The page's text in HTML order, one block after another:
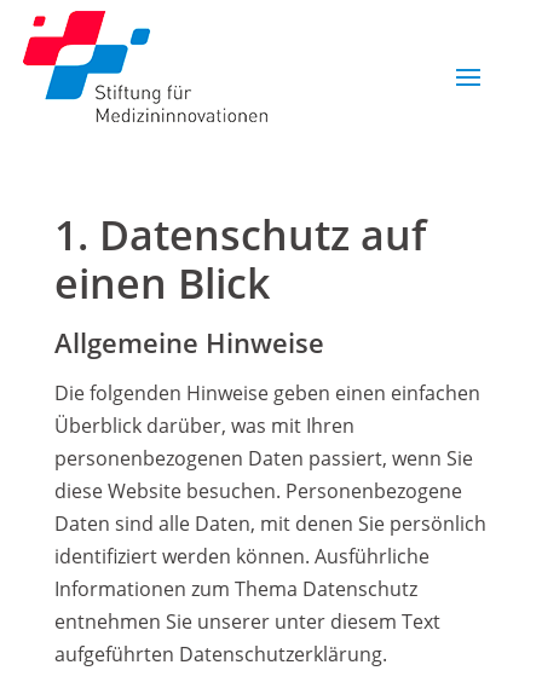
1. Datenschutz auf
einen Blick
Allgemeine Hinweise
Die folgenden Hinweise geben einen einfachen
Überblick darüber, was mit Ihren
personenbezogenen Daten passiert, wenn Sie
diese Website besuchen. Personenbezogene
Daten sind alle Daten, mit denen Sie persönlich
identifiziert werden können. Ausführliche
Informationen zum Thema Datenschutz
entnehmen Sie unserer unter diesem Text
aufgeführten Datenschutzerklärung.